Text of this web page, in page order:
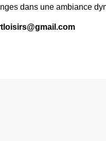
dans une ambiance